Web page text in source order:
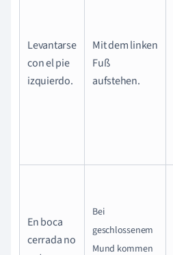
Levantarse
con el pie
izquierdo.
Mit dem linken
Fuß
aufstehen.
En boca
cerrada no
Bei
geschlossenem
Mund kommen